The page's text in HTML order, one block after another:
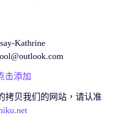
Kathrine
击添加
拷贝我们的网站，请认准